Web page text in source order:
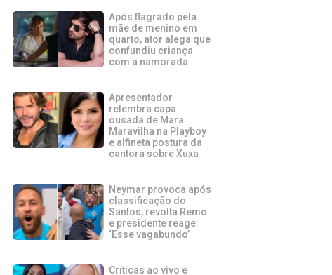
Após flagrado pela
mãe de menino em
quarto, ator alega que
confundiu criança
com a namorada
Apresentador
relembra capa
ousada de Mara
Maravilha na Playboy
e alfineta postura da
cantora sobre Xuxa
Neymar provoca após
classificação do
Santos, revolta Remo
e presidente reage:
‘Esse vagabundo’
Críticas ao vivo e